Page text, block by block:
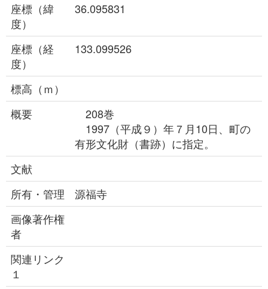
座標（緯
度）
36.095831
座標（経
度）
133.099526
標高（ｍ）
概要
208巻
1997（平成９）年７月10日、町の
有形文化財（書跡）に指定。
文献
所有・管理
源福寺
画像著作権
者
関連リンク
１